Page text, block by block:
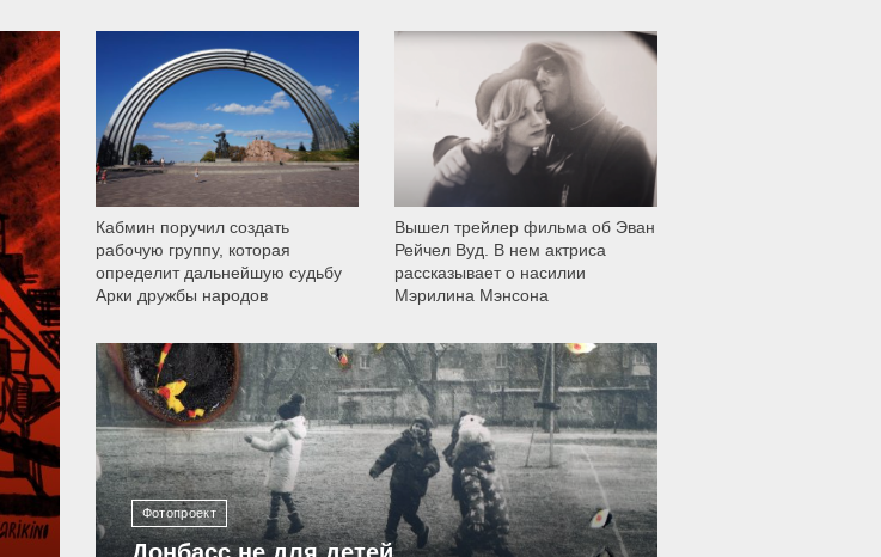
Кабмин поручил создать
рабочую группу, которая
определит дальнейшую судьбу
Арки дружбы народов
9 790
Вышел трейлер фильма об Эван
Рейчел Вуд. В нем актриса
рассказывает о насилии
Мэрилина Мэнсона
Фотопроект
12 307